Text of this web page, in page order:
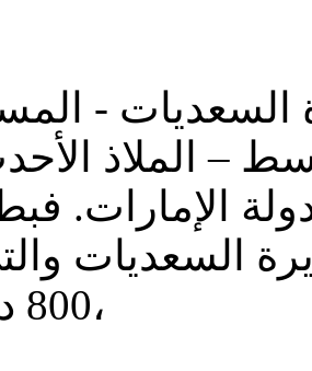
السعديات -
– الملاذ
الإمارات.
السعديات
800 درهم فقط،